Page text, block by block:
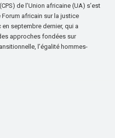
de l’Union africaine (UA) s’est
africain sur la justice
septembre dernier, qui a
approches fondées sur
l’égalité hommes-